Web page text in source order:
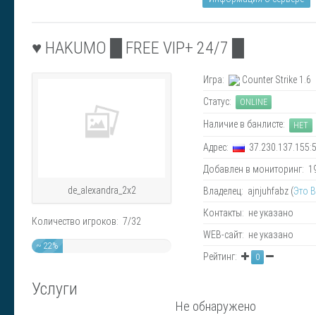
♥ HAKUMO █ FREE VIP+ 24/7 █
de_alexandra_2x2
Количество игроков: 7/32
~ 22%
Игра:
Counter Strike 1.6
Статус:
ONLINE
Наличие в банлисте: НЕТ
Адрес:
Добавлен в мониторинг:
Владелец: ajnjuhfabz (Это
Контакты: не указано
WEB-сайт: не указано
Рейтинг:
0
Услуги
Не обнаружено